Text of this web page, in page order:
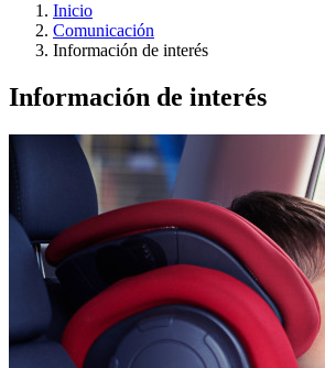
Inicio
Comunicación
Información de interés
Información de interés